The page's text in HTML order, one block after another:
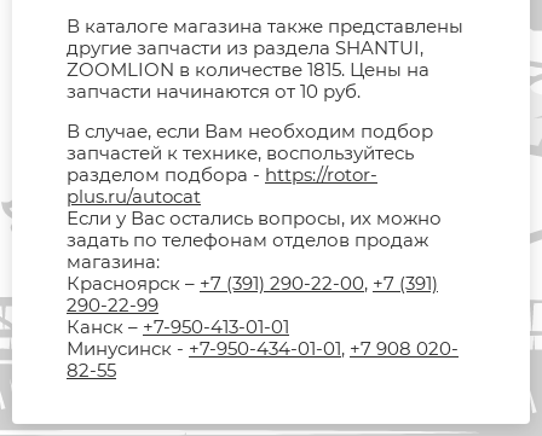
В каталоге магазина также представлены
другие запчасти из раздела SHANTUI,
ZOOMLION в количестве 1815. Цены на
запчасти начинаются от 10 руб.
В случае, если Вам необходим подбор
запчастей к технике, воспользуйтесь
разделом подбора - https://rotor-
plus.ru/autocat
Если у Вас остались вопросы, их можно
задать по телефонам отделов продаж
магазина:
Красноярск – +7 (391) 290-22-00, +7 (391)
290-22-99
Канск – +7-950-413-01-01
Минусинск - +7-950-434-01-01, +7 908 020-
82-55